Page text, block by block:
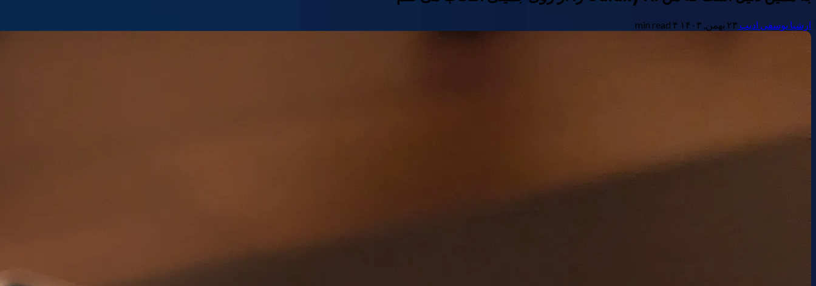
ارشیا یوسفی ادیب ۲۳ بهمن, ۱۴۰۳ ۴ min read